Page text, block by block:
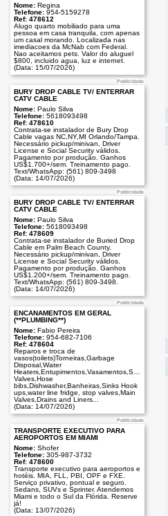
Nome: Regina
Telefone: 954-5159278
Ref: 478612
Alugo quarto mobiliado para uma
pessoa em casa tranquila, com apenas
um casal morando. Localizada nas
imediacoes da McNab com Federal.
Nao aceitamos pets. Valor do aluguel
$800, incluido agua, luz e internet.
(Data: 15/07/2026)
Publicidade
BURY DROP CABLE TV/ ENTERRAR
CATV CABLE
Nome: Paulo Silva
Telefone: 5618093498
Ref: 478610
Contrata-se instalador de Bury Drop
Cable vagas NC,NY,MI Orlando/Tampa.
Necessário pickup/minivan, Driver
License e Social Security válidos.
Pagamento por produção. Ganhos
US$1.700+/sem. Treinamento pago.
Text/WhatsApp: (561) 809-3498
(Data: 14/07/2026)
Publicidade
BURY DROP CABLE TV/ ENTERRAR
CATV CABLE
Nome: Paulo Silva
Telefone: 5618093498
Ref: 478609
Contrata-se instalador de Buried Drop
Cable em Palm Beach County.
Necessário pickup/minivan, Driver
License e Social Security válidos.
Pagamento por produção. Ganhos
US$1.200+/sem. Treinamento pago.
Text/WhatsApp: (561) 809-3498.
(Data: 14/07/2026)
Publicidade
ENCANAMENTOS EM GERAL
(**PLUMBING**)
Nome: Fabio Pereira
Telefone: 954-682-7106
Ref: 478604
Reparos e troca de
vasos(toilets)Torneiras,Garbage
Disposal,Water
Heaters,Entupimentos,Vasamentos,Shower
Valves,Hose
bibs,Dishwasher,Banheiras,Sinks Hook
ups,water line fridge, stop valves,Main
Valves,Drains and Liners...
(Data: 14/07/2026)
Publicidade
TRANSPORTE EXECUTIVO PARA
AEROPORTOS EM MIAMI
Nome: Shofer
Telefone: 305-987-3732
Ref: 478600
Transporte executivo para aeroportos e
hotéis. MIA, FLL, PBI, OPF e FXE.
Serviço privativo, pontual e seguro.
Sedans, SUVs e Sprinter. Atendemos
Miami e todo o Sul da Flórida. Reserve
já!
(Data: 13/07/2026)